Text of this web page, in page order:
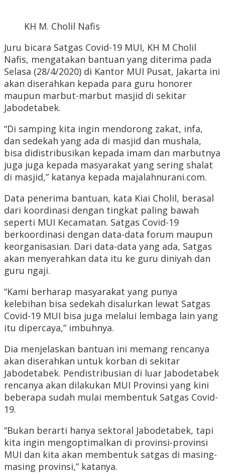
KH M. Cholil Nafis
Juru bicara Satgas Covid-19 MUI, KH M Cholil
Nafis, mengatakan bantuan yang diterima pada
Selasa (28/4/2020) di Kantor MUI Pusat, Jakarta ini
akan diserahkan kepada para guru honorer
maupun marbut-marbut masjid di sekitar
Jabodetabek.
“Di samping kita ingin mendorong zakat, infa,
dan sedekah yang ada di masjid dan mushala,
bisa didistribusikan kepada imam dan marbutnya
juga juga kepada masyarakat yang sering shalat
di masjid,” katanya kepada majalahnurani.com.
Data penerima bantuan, kata Kiai Cholil, berasal
dari koordinasi dengan tingkat paling bawah
seperti MUI Kecamatan. Satgas Covid-19
berkoordinasi dengan data-data forum maupun
keorganisasian. Dari data-data yang ada, Satgas
akan menyerahkan data itu ke guru diniyah dan
guru ngaji.
“Kami berharap masyarakat yang punya
kelebihan bisa sedekah disalurkan lewat Satgas
Covid-19 MUI bisa juga melalui lembaga lain yang
itu dipercaya,” imbuhnya.
Dia menjelaskan bantuan ini memang rencanya
akan diserahkan untuk korban di sekitar
Jabodetabek. Pendistribusian di luar Jabodetabek
rencanya akan dilakukan MUI Provinsi yang kini
beberapa sudah mulai membentuk Satgas Covid-
19.
“Bukan berarti hanya sektoral Jabodetabek, tapi
kita ingin mengoptimalkan di provinsi-provinsi
MUI dan kita akan membentuk satgas di masing-
masing provinsi,” katanya.